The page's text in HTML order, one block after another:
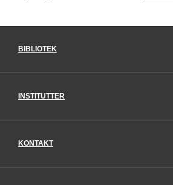
BIBLIOTEK
INSTITUTTER
KONTAKT